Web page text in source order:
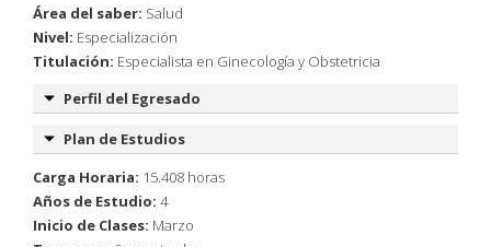
Área del saber: Salud
Nivel: Especialización
Titulación: Especialista en Ginecología y Obstetricia
Perfil del Egresado
Plan de Estudios
Carga Horaria: 15.408 horas
Años de Estudio: 4
Inicio de Clases: Marzo